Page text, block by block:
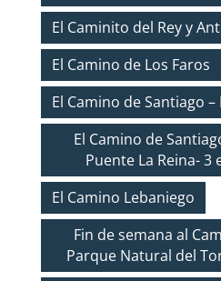
El Caminito del Rey y
El Camino de Los Faros
El Camino de Santiago
El Camino de
Puente La Reina- 3
El Camino Lebaniego
Fin de semana al
Parque Natural del